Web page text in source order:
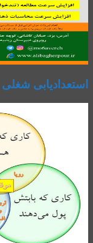
استعدادیابی شغلی